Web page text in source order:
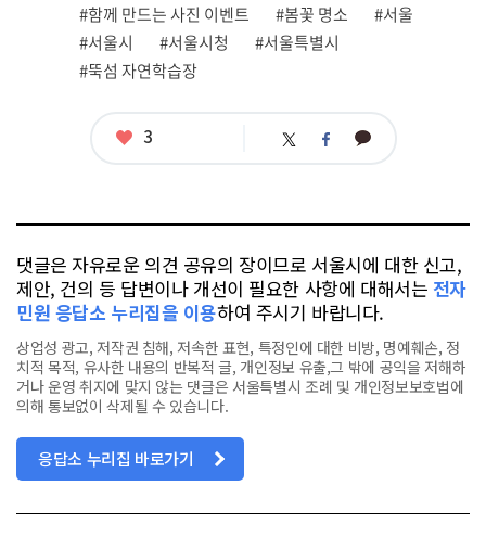
#함께 만드는 사진 이벤트
#봄꽃 명소
#서울
#서울시
#서울시청
#서울특별시
#뚝섬 자연학습장
좋
3 트 페 카
댓글은 자유로운 의견 공유의 장이므로 서울시에 대한 신고,
제안, 건의 등 답변이나 개선이 필요한 사항에 대해서는 전자
민원 응답소 누리집을 이용하여 주시기 바랍니다.
상업성 광고, 저작권 침해, 저속한 표현, 특정인에 대한 비방, 명예훼손, 정
치적 목적, 유사한 내용의 반복적 글, 개인정보 유출,그 밖에 공익을 저해하
거나 운영 취지에 맞지 않는 댓글은 서울특별시 조례 및 개인정보보호법에
의해 통보없이 삭제될 수 있습니다.
응답소 누리집 바로가기